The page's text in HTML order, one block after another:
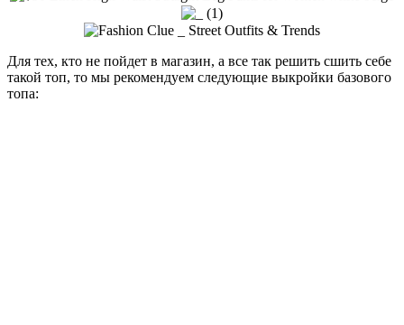
Для тех, кто не пойдет в магазин, а все так решить сшить себе
такой топ, то мы рекомендуем следующие выкройки базового
топа: